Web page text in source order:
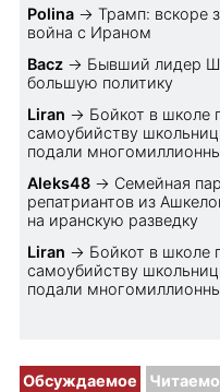
Polina →Трамп: вскоре
война с Ираном
Bacz → Бывший лидер
большую политику
Liran → Бойкот в школе
самоубийству
подали
Aleks48 → Семейная
репатриантов из
на иранскую разведку
Liran → Бойкот в школе
самоубийству
подали
Обсуждаемое